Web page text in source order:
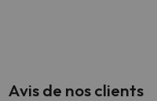
Avis de nos clients